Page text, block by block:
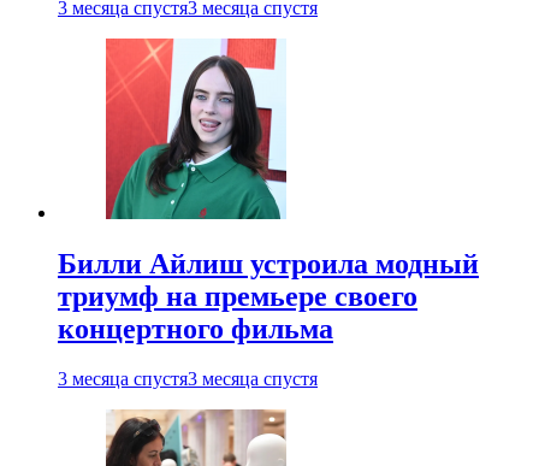
3 месяца спустя3 месяца спустя
Билли Айлиш устроила модный
триумф на премьере своего
концертного фильма
3 месяца спустя3 месяца спустя